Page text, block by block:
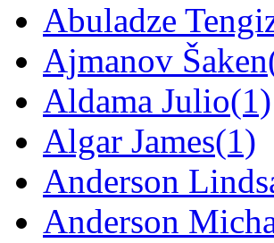
Abuladze
Ajmanov Šaken
Aldama Julio(1)
Algar James(1)
Anderson
Anderson